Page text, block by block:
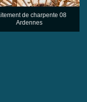
de charpente 08
Ardennes